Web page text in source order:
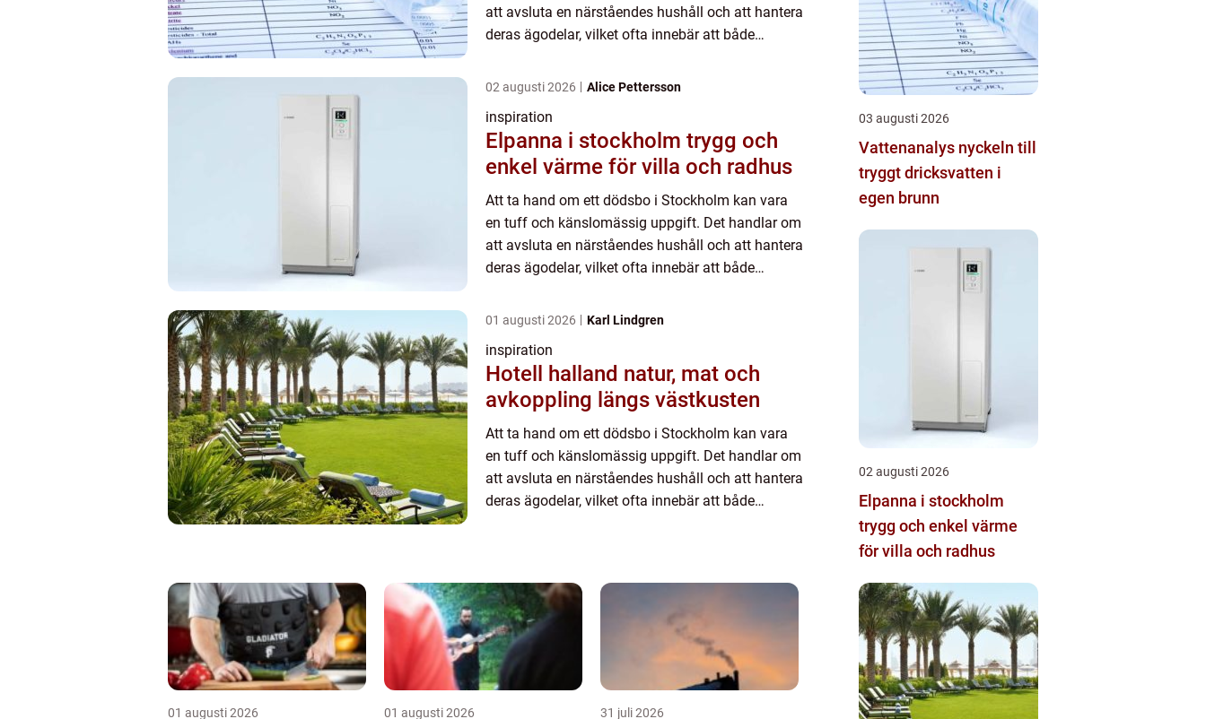
att avsluta en närståendes hushåll och att hantera
deras ägodelar, vilket ofta innebär att både
02 augusti 2026 Alice Pettersson
inspiration
Elpanna i stockholm trygg och
enkel värme för villa och radhus
Att ta hand om ett dödsbo i Stockholm kan vara
en tuff och känslomässig uppgift. Det handlar om
att avsluta en närståendes hushåll och att hantera
deras ägodelar, vilket ofta innebär att både
01 augusti 2026 Karl Lindgren
inspiration
Hotell halland natur, mat och
avkoppling längs västkusten
Att ta hand om ett dödsbo i Stockholm kan vara
en tuff och känslomässig uppgift. Det handlar om
att avsluta en närståendes hushåll och att hantera
deras ägodelar, vilket ofta innebär att både
01 augusti 2026 01 augusti 2026 31 juli 2026
03 augusti 2026
Vattenanalys nyckeln till
tryggt dricksvatten i
egen brunn
02 augusti 2026
Elpanna i stockholm
trygg och enkel värme
för villa och radhus